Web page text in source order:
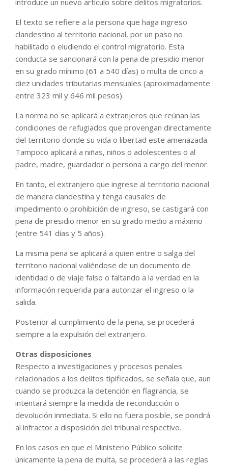
El texto se refiere a la persona que haga ingreso
clandestino al territorio nacional, por un paso no
habilitado o eludiendo el control migratorio. Esta
conducta se sancionará con la pena de presidio menor
en su grado mínimo (61 a 540 días) o multa de cinco a
diez unidades tributarias mensuales (aproximadamente
entre 323 mil y 646 mil pesos).
La norma no se aplicará a extranjeros que reúnan las
condiciones de refugiados que provengan directamente
del territorio donde su vida o libertad este amenazada.
Tampoco aplicará a niñas, niños o adolescentes o al
padre, madre, guardador o persona a cargo del menor.
En tanto, el extranjero que ingrese al territorio nacional
de manera clandestina y tenga causales de
impedimento o prohibición de ingreso, se castigará con
pena de presidio menor en su grado medio a máximo
(entre 541 días y 5 años).
La misma pena se aplicará a quien entre o salga del
territorio nacional valiéndose de un documento de
identidad o de viaje falso o faltando a la verdad en la
información requerida para autorizar el ingreso o la
salida.
Posterior al cumplimiento de la pena, se procederá
siempre a la expulsión del extranjero.
Otras disposiciones
Respecto a investigaciones y procesos penales
relacionados a los delitos tipificados, se señala que, aun
cuando se produzca la detención en flagrancia, se
intentará siempre la medida de reconducción o
devolución inmediata. Si ello no fuera posible, se pondrá
al infractor a disposición del tribunal respectivo.
En los casos en que el Ministerio Público solicite
únicamente la pena de multa, se procederá a las reglas